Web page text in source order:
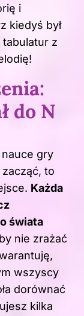
i
kiedyś był
z
do N
gry
zacząć, to
Każda
świata
nie zrażać
wszyscy
dorównać
kilka